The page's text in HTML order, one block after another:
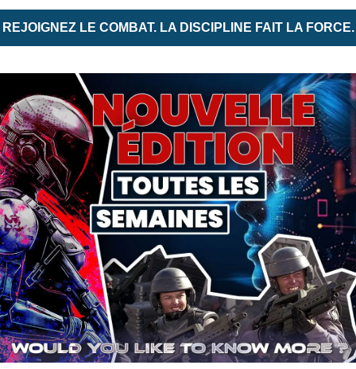
REJOIGNEZ LE COMBAT. LA DISCIPLINE FAIT LA FORCE.